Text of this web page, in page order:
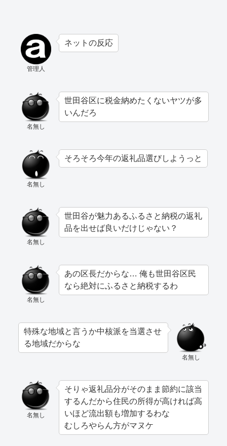
管理人
ネットの反応
名無し
世田谷区に税金納めたくないヤツが多
いんだろ
名無し
そろそろ今年の返礼品選びしようっと
名無し
世田谷が魅力あるふるさと納税の返礼
品を出せば良いだけじゃない？
名無し
あの区長だからな… 俺も世田谷区民
なら絶対にふるさと納税するわ
名無し
特殊な地域と言うか中核派を当選させ
る地域だからな
名無し
そりゃ返礼品分がそのまま節約に該当
するんだから住民の所得が高ければ高
いほど流出額も増加するわな
むしろやらん方がマヌケ